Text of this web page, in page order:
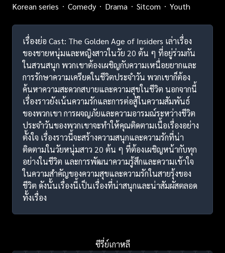
Korean series
Comedy Drama Sitcom Youth
เรื่องย่อ Cast: The Golden Age of Insiders เล่าเรื่อง
ของชายหนุ่มและหญิงสาวในวัย 20 ต้น ๆ ที่อยู่ร่วมกัน
ในสวนสนุก พวกเขาต้องเผชิญกับความเหนื่อยยากและ
การรักษาความเครียดในชีวิตประจำวัน พวกเขาก็ต้อง
ค้นหาความสะดวกสบายและความสุขในชีวิต นอกจากนี้
เรื่องราวยังเน้นความรักและการต่อสู้ในความสัมพันธ์
ของพวกเขา การผจญภัยและความอารมณ์ระหว่างชีวิต
ประจำวันของพวกเขาจะทำให้คุณติดตามเนื้อเรื่องอย่าง
ตั้งใจ เรื่องราวนี้จะสร้างความสนุกและความรักที่น่า
ติดตามในวัยหนุ่มสาว 20 ต้น ๆ ที่ต้องเผชิญหน้ากับทุก
อย่างในชีวิต และการพัฒนาความรู้สึกและความเข้าใจ
ในความสำคัญของความสุขและความรักในสายรุ้งของ
ชีวิต ดังนั้นเรื่องนี้เป็นเรื่องที่น่าสนุกและน่าสัมผัสตลอด
ทั้งเรื่อง
ซีรี่ย์เกาหลี